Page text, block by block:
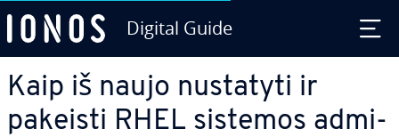
Digital Guide
Kaip iš naujo nustatyti ir
pakeisti RHEL sistemos ad­mi­